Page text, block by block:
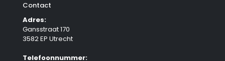
Contact
Adres:
Gansstraat 170
3582 EP Utrecht
Telefoonnummer: